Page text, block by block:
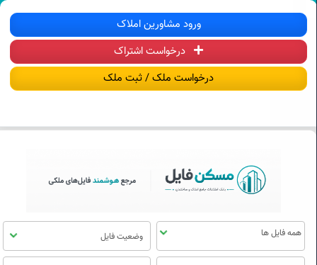
مسکن فایل | خرید، فروش، رهن و اجاره
ورود مشاورین املاک
درخواست اشتراک
درخواست ملک / ثبت ملک
مسکن
فایل
وضعیت فایل